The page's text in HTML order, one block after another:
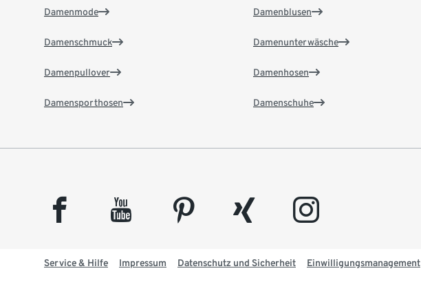
Damenmode
Damenschmuck
Damenpullover
Damensporthosen
Damenblusen
Damenunterwäsche
Damenhosen
Damenschuhe
facebook youtube pinterest xing instagram
Service & Hilfe Impressum Datenschutz und Sicherheit Einwilligungsmanagement